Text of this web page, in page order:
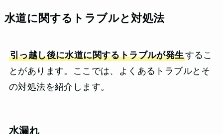
水道に関するトラブルと対処法
引っ越し後に水道に関するトラブルが発生するこ
とがあります。ここでは、よくあるトラブルとそ
の対処法を紹介します。
水漏れ